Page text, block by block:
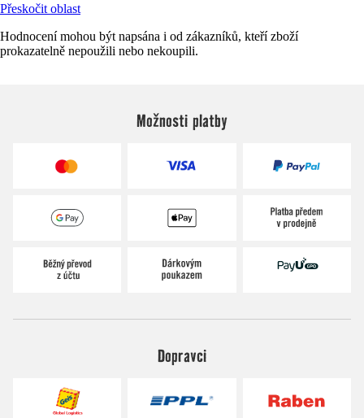
Přeskočit oblast
Hodnocení mohou být napsána i od zákazníků, kteří zboží
prokazatelně nepoužili nebo nekoupili.
Možnosti platby
Dopravci